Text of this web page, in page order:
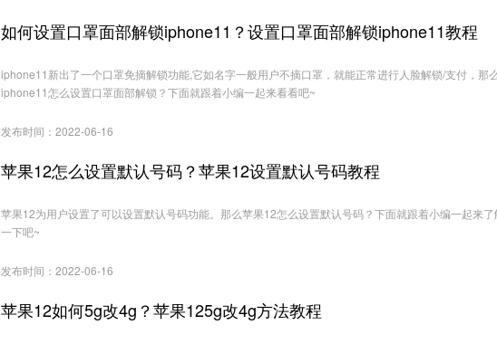
如何设置口罩面部解锁iphone11？设置口罩面部解锁iphone11教程
iphone11新出了一个口罩免摘解锁功能,它如名字一般用户不摘口罩，就能正常进行人脸解锁/支付，那么
iphone11怎么设置口罩面部解锁？下面就跟着小编一起来看看吧~
发布时间：2022-06-16
苹果12怎么设置默认号码？苹果12设置默认号码教程
苹果12为用户设置了可以设置默认号码功能。那么苹果12怎么设置默认号码？下面就跟着小编一起来了
一下吧~
发布时间：2022-06-16
苹果12如何5g改4g？苹果125g改4g方法教程